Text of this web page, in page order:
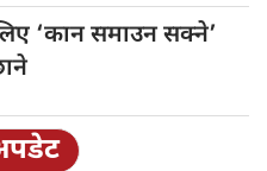
‘कान समाउन सक्ने’